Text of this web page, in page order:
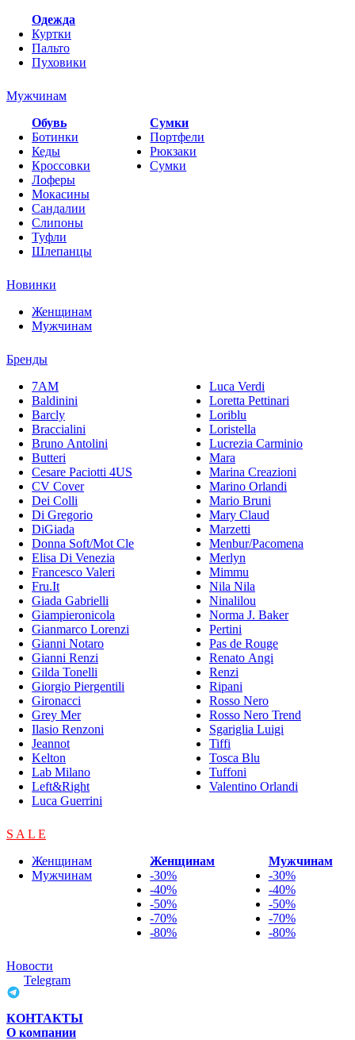
Одежда
Куртки
Пальто
Пуховики
Мужчинам
Обувь
Ботинки
Кеды
Кроссовки
Лоферы
Мокасины
Сандалии
Слипоны
Туфли
Шлепанцы
Сумки
Портфели
Рюкзаки
Сумки
Новинки
Женщинам
Мужчинам
Бренды
7AM
Baldinini
Barcly
Braccialini
Bruno Antolini
Butteri
Cesare Paciotti 4US
CV Cover
Dei Colli
Di Gregorio
DiGiada
Donna Soft/Mot Cle
Elisa Di Venezia
Francesco Valeri
Fru.It
Giada Gabrielli
Giampieronicola
Gianmarco Lorenzi
Gianni Notaro
Gianni Renzi
Gilda Tonelli
Giorgio Piergentili
Gironacci
Grey Mer
Ilasio Renzoni
Jeannot
Kelton
Lab Milano
Left&Right
Luca Guerrini
Luca Verdi
Loretta Pettinari
Loriblu
Loristella
Lucrezia Carminio
Mara
Marina Creazioni
Marino Orlandi
Mario Bruni
Mary Claud
Marzetti
Menbur/Pacomena
Merlyn
Mimmu
Nila Nila
Ninalilou
Norma J. Baker
Pertini
Pas de Rouge
Renato Angi
Renzi
Ripani
Rosso Nero
Rosso Nero Trend
Sgariglia Luigi
Tiffi
Tosca Blu
Tuffoni
Valentino Orlandi
S A L E
Женщинам
Мужчинам
Женщинам
-30%
-40%
-50%
-70%
-80%
Мужчинам
-30%
-40%
-50%
-70%
-80%
Новости
Telegram
КОНТАКТЫ
О компании